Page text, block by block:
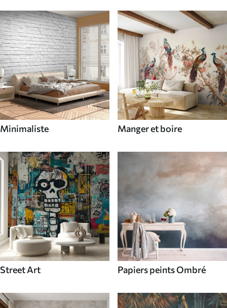
Minimaliste Manger et boire
Street Art Papiers peints Ombré